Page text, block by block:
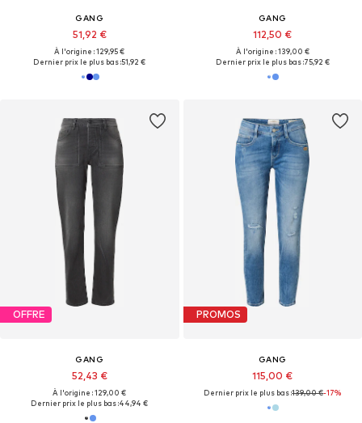
GANG
51,92 €
À l'origine : 129,95 €
Dernier prix le plus bas :51,92 €
GANG
112,50 €
À l'origine : 139,00 €
Dernier prix le plus bas :75,92 €
OFFRE
GANG
52,43 €
À l'origine : 129,00 €
Dernier prix le plus bas :44,94 €
PROMOS
GANG
115,00 €
Dernier prix le plus bas :139,00 €-17%